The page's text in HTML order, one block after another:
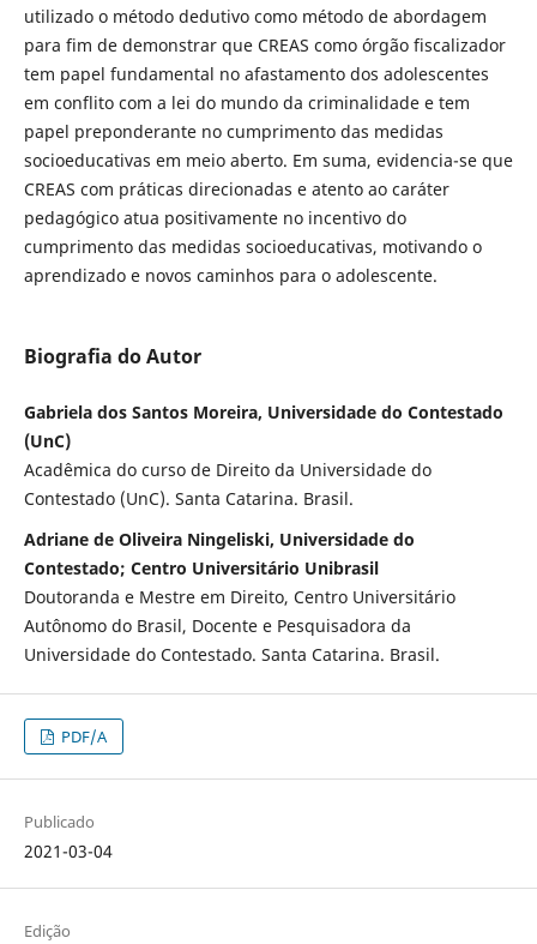
utilizado o método dedutivo como método de abordagem
para fim de demonstrar que CREAS como órgão fiscalizador
tem papel fundamental no afastamento dos adolescentes
em conflito com a lei do mundo da criminalidade e tem
papel preponderante no cumprimento das medidas
socioeducativas em meio aberto. Em suma, evidencia-se que
CREAS com práticas direcionadas e atento ao caráter
pedagógico atua positivamente no incentivo do
cumprimento das medidas socioeducativas, motivando o
aprendizado e novos caminhos para o adolescente.
Biografia do Autor
Gabriela dos Santos Moreira, Universidade do Contestado
(UnC)
Acadêmica do curso de Direito da Universidade do
Contestado (UnC). Santa Catarina. Brasil.
Adriane de Oliveira Ningeliski, Universidade do
Contestado; Centro Universitário Unibrasil
Doutoranda e Mestre em Direito, Centro Universitário
Autônomo do Brasil, Docente e Pesquisadora da
Universidade do Contestado. Santa Catarina. Brasil.
PDF/A
Publicado
2021-03-04
Edição